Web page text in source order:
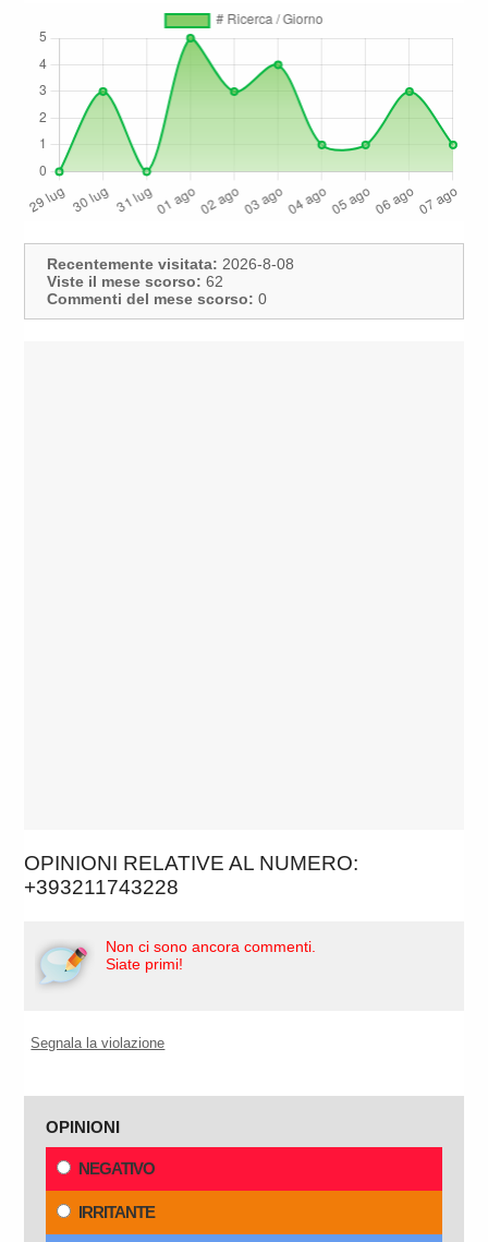
Recentemente visitata: 2026-8-08
Viste il mese scorso: 62
Commenti del mese scorso: 0
OPINIONI RELATIVE AL NUMERO:
+393211743228
Non ci sono ancora commenti.
Siate primi!
Segnala la violazione
OPINIONI
NEGATIVO
IRRITANTE